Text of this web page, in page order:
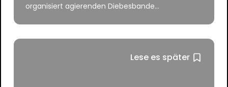
organisiert agierenden Diebesbande...
Lese es später